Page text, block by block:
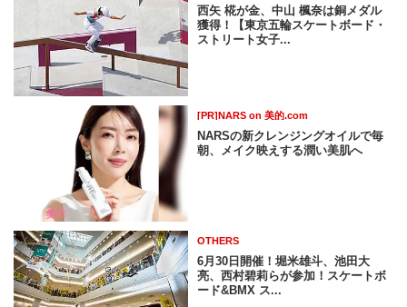
西矢 椛が金、中山 楓奈は銅メダル
獲得！【東京五輪スケートボード・
ストリート女子...
[PR]NARS on 美的.com
NARSの新クレンジングオイルで毎
朝、メイク映えする潤い美肌へ
OTHERS
6月30日開催！堀米雄斗、池田大
亮、西村碧莉らが参加！スケートボ
ード&BMX ス...